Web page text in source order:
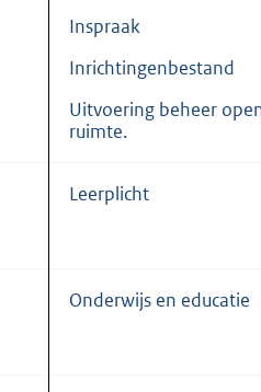
Inspraak
Inrichtingenbestand
Uitvoering beheer
ruimte.
Leerplicht
Onderwijs en educatie